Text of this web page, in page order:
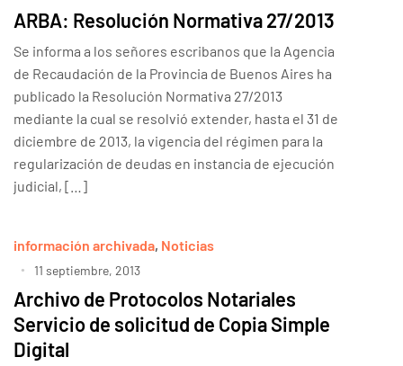
ARBA: Resolución Normativa 27/2013
Se informa a los señores escribanos que la Agencia
de Recaudación de la Provincia de Buenos Aires ha
publicado la Resolución Normativa 27/2013
mediante la cual se resolvió extender, hasta el 31 de
diciembre de 2013, la vigencia del régimen para la
regularización de deudas en instancia de ejecución
judicial, […]
información archivada, Noticias
11 septiembre, 2013
Archivo de Protocolos Notariales
Servicio de solicitud de Copia Simple
Digital